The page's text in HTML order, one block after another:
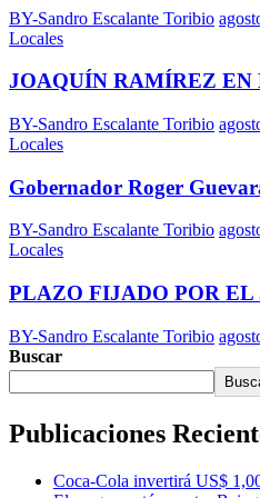
BY-Sandro Escalante Toribio
Locales
JOAQUÍN RAMÍREZ EN
BY-Sandro Escalante Toribio
Locales
Gobernador Roger
BY-Sandro Escalante Toribio
Locales
PLAZO FIJADO POR EL
BY-Sandro Escalante Toribio
Buscar
Publicaciones
Coca-Cola invertirá US$